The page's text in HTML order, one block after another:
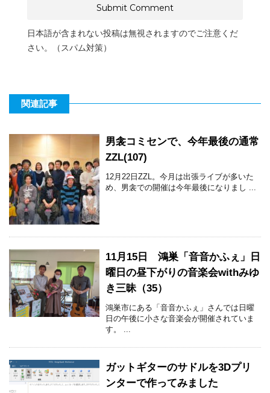
日本語が含まれない投稿は無視されますのでご注意くだ
さい。（スパム対策）
関連記事
男衾コミセンで、今年最後の通常
ZZL(107)
12月22日ZZL。今月は出張ライブが多いた
め、男衾での開催は今年最後になりまし ...
11月15日 鴻巣「音音かふぇ」日
曜日の昼下がりの音楽会withみゆ
き三昧（35）
鴻巣市にある「音音かふぇ」さんでは日曜
日の午後に小さな音楽会が開催されていま
す。 ...
ガットギターのサドルを3Dプリ
ンターで作ってみました